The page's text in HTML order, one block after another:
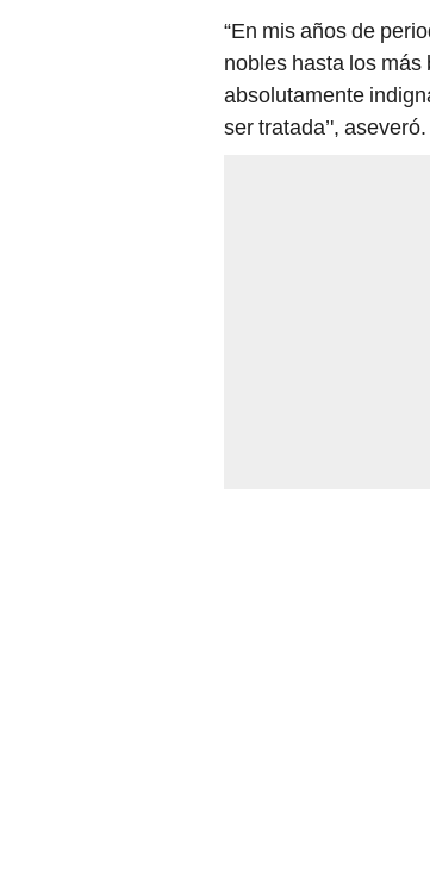
“En mis años de
nobles hasta los
absolutamente
ser tratada’', aseveró.